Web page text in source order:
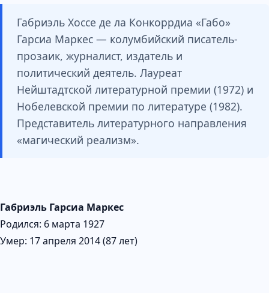
Габриэль Хоссе де ла Конкоррдиа «Габо»
Гарсиа Маркес — колумбийский писатель-
прозаик, журналист, издатель и
политический деятель. Лауреат
Нейштадтской литературной премии (1972) и
Нобелевской премии по литературе (1982).
Представитель литературного направления
«магический реализм».
Габриэль Гарсиа Маркес
Родился: 6 марта 1927
Умер: 17 апреля 2014 (87 лет)